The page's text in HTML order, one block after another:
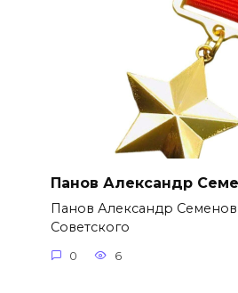
Панов Александр
Панов Александр
Советского
0 6